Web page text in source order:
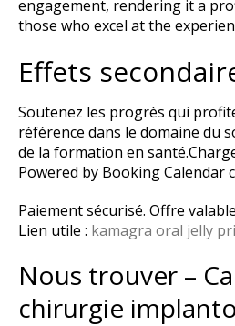
engagement, rendering it a
those who excel at the
Effets
Soutenez les progrès qui
référence dans le domaine du
de la formation en
Powered by Booking Calendar
Paiement sécurisé. Offre
Lien utile : kamagra oral jelly
Nous trouver –
chirurgie